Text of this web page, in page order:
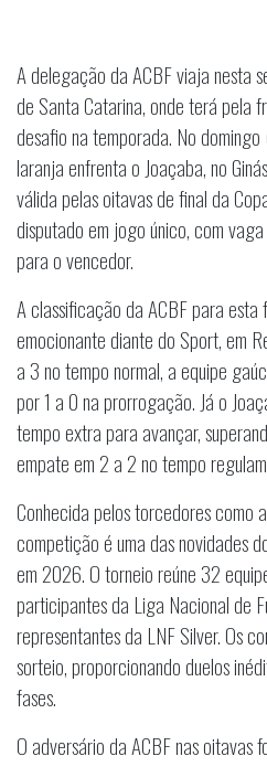
A delegação da ACBF viaja nesta
de Santa Catarina, onde terá pela
desafio na temporada. No domingo
laranja enfrenta o Joaçaba, no
válida pelas oitavas de final da
disputado em jogo único, com
para o vencedor.
A classificação da ACBF para esta
emocionante diante do Sport, em
a 3 no tempo normal, a equipe
por 1 a 0 na prorrogação. Já o
tempo extra para avançar,
empate em 2 a 2 no tempo
Conhecida pelos torcedores como
competição é uma das novidades
em 2026. O torneio reúne 32
participantes da Liga Nacional de
representantes da LNF Silver. Os
sorteio, proporcionando duelos
fases.
O adversário da ACBF nas oitavas